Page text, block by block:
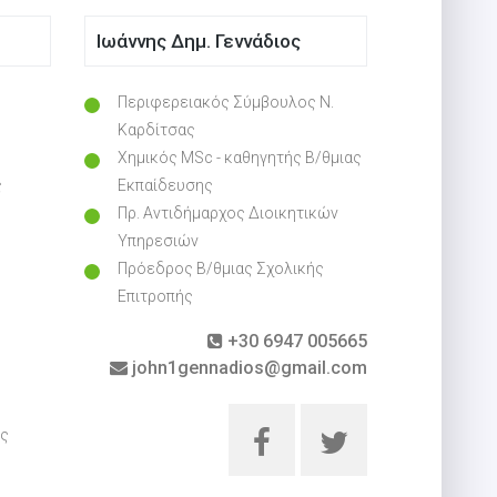
Ιωάννης Δημ. Γεννάδιος
Περιφερειακός Σύμβουλος Ν.
Καρδίτσας
Χημικός MSc - καθηγητής Β/θμιας
Εκπαίδευσης
Πρ. Αντιδήμαρχος Διοικητικών
Υπηρεσιών
Πρόεδρος Β/θμιας Σχολικής
Επιτροπής
+30 6947 005665
john1gennadios@gmail.com